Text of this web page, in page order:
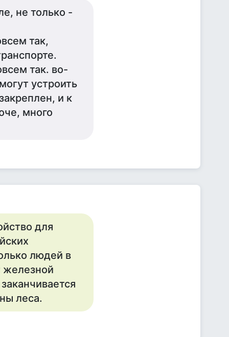
не только -
так,
так. во-
устроить
и к
много
для
людей в
железной
леса.